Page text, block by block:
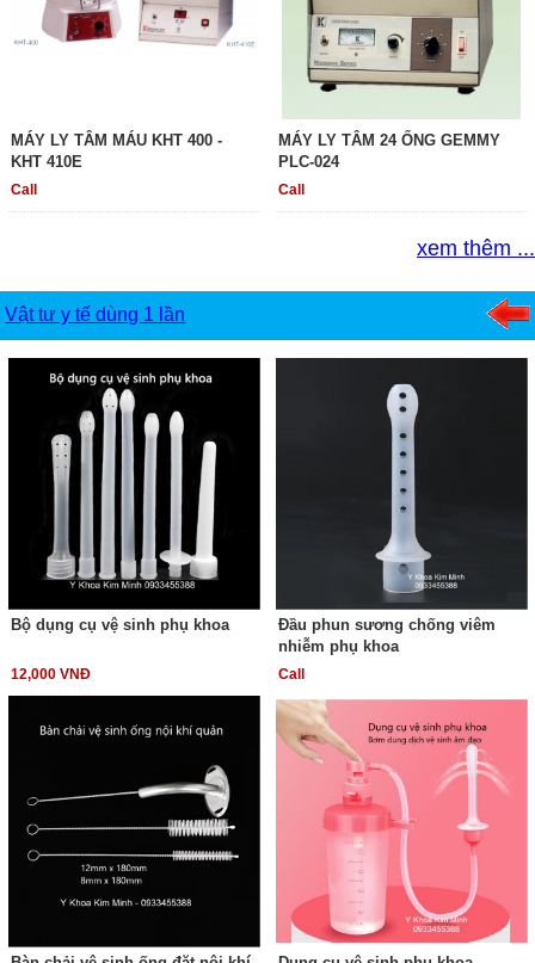
MÁY LY TÂM MÁU KHT 400 -
KHT 410E
Call
MÁY LY TÂM 24 ỐNG GEMMY
PLC-024
Call
xem thêm ...
Vật tư y tế dùng 1 lần
Bộ dụng cụ vệ sinh phụ khoa
12,000 VNĐ
Đầu phun sương chống viêm
nhiễm phụ khoa
Call